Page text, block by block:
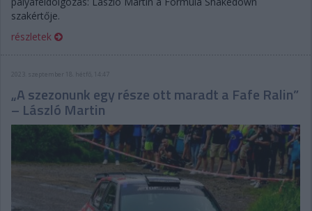
szakértője.
részletek
2023. szeptember 18. hétfő, 14:47
„A szezonunk egy része ott maradt a Fafe Ralin”
– László Martin